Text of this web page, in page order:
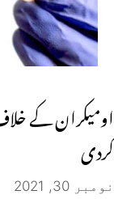
اومیکران کے
کردی
نومبر 30, 2021